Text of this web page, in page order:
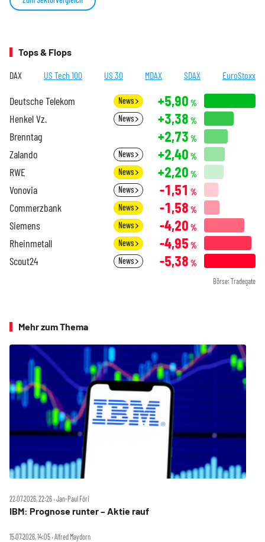
Tops & Flops
DAX US Tech 100 US 30 MDAX SDAX EuroStoxx
Deutsche Telekom News +5,90 %
Henkel Vz. News +3,38 %
Brenntag +2,73 %
Zalando News +2,40 %
RWE News +2,20 %
Vonovia News -1,51 %
Commerzbank News -1,58 %
Siemens News -4,20 %
Rheinmetall News -4,95 %
Scout24 News -5,38 %
Börse: Tradegate
Mehr zum Thema
22.07.2026, 22:26 ‧ Jan-Paul Fóri
IBM: Prognose runter – Aktie rauf
15.07.2026, 14:05 ‧ Alfred Maydorn